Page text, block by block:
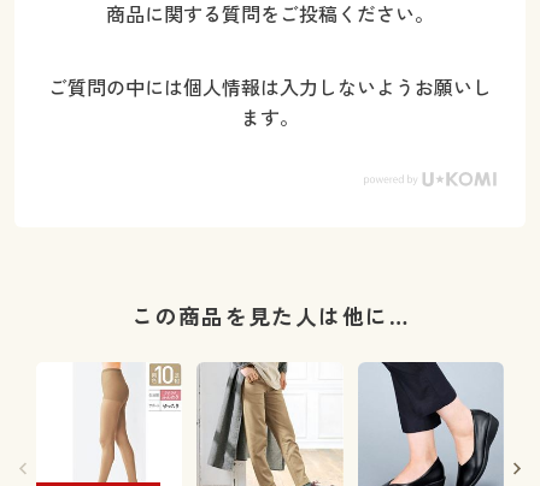
商品に関する質問をご投稿ください。
ご質問の中には個人情報は入力しないようお願いし
ます。
この商品を見た人は他に…